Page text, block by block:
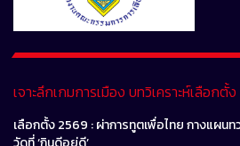
เจาะลึกเกมการเมือง บทวิเคราะห์เลือกตั้
เลือกตั้ง 2569 : ผ่าการทูตเพื่อไทย กางแผ